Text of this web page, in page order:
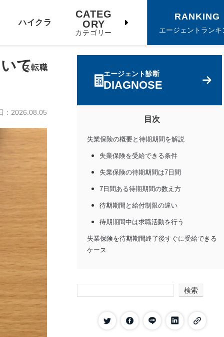
ハイクラ
ス転職
CATEG
ORY
カテゴリー
RANKING
エージェントランキ
て
： 2026.08.05
エージェント診断
DIAGNOSE
目次
失業保険の概要と待期期間を解説
失業保険を受給できる条件
失業保険の待期期間は7日間
7日間ある待期期間の数え方
待期期間と給付制限の違い
待期期間中は求職活動を行う
失業保険を待期期間終了後すぐに受給できる
ケース
定年退職をした場合
特定理由離職者に該当する場合
検索